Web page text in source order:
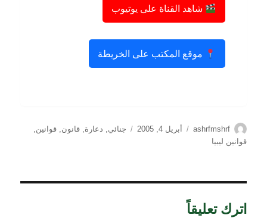
شاهد القناة على يوتيوب
موقع المكتب على الخريطة
الكاتب
ashrfmshrf
نُشرت
أبريل 4, 2005 التصنيفات
جنائي, دعارة,قانون,قوانين,
قوانين ليبيا
اترك تعليقاً